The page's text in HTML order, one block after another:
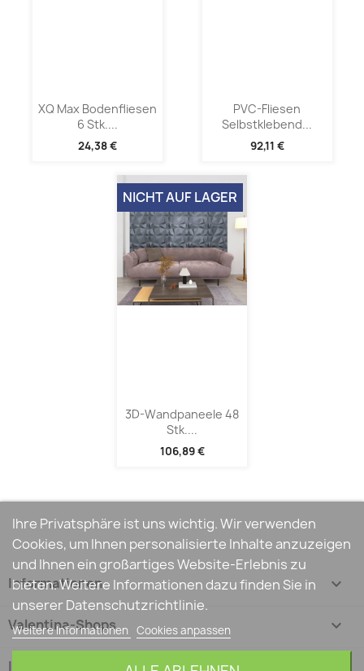
XQ Max Bodenfliesen
6 Stk....
24,38 €
PVC-Fliesen
Selbstklebend...
92,11 €
3D-Wandpaneele 48
Stk....
106,89 €
NICHT AUF LAGER
Informationen 
Valentina-Shops 
Ihr Konto
Ihre Privatsphäre ist uns wichtig. Wir verwenden
Cookies, um Ihnen personalisierte Inhalte anzuzeigen
und Ihnen ein großartiges Website-Erlebnis zu
bieten. Weitere Informationen dazu finden Sie in
unserer Datenschutzrichtlinie.
Weitere Informationen Cookies anpassen